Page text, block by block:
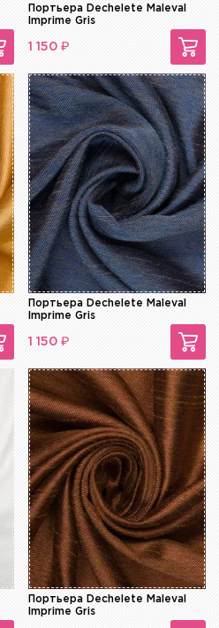
Портьера Dechelete Maleval
Imprime Gris
1 150 ₽
Портьера Dechelete Maleval
Imprime Gris
1 150 ₽
Портьера Dechelete Maleval
Imprime Gris